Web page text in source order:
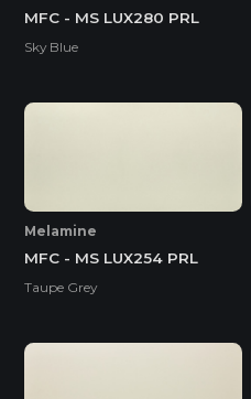
MFC - MS LUX280 PRL
Sky Blue
Melamine
MFC - MS LUX254 PRL
Taupe Grey